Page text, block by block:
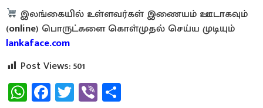
இலங்கையில் உள்ளவர்கள் இணையம் ஊடாகவும்
(online) பொருட்களை கொள்முதல் செய்ய முடியும்
lankaface.com
Post Views:501
WhatsApp
Facebook
Twitter
Viber